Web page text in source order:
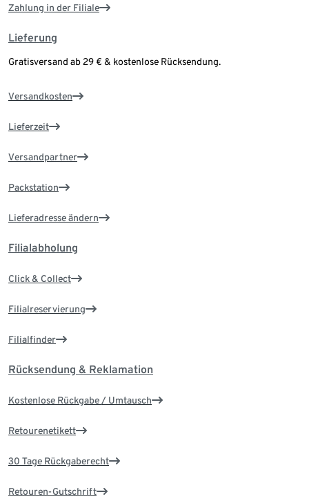
Zahlung in der Filiale
Lieferung
Gratisversand ab 29 € & kostenlose Rücksendung.
Versandkosten
Lieferzeit
Versandpartner
Packstation
Lieferadresse ändern
Filialabholung
Click & Collect
Filialreservierung
Filialfinder
Rücksendung & Reklamation
Kostenlose Rückgabe / Umtausch
Retourenetikett
30 Tage Rückgaberecht
Retouren-Gutschrift